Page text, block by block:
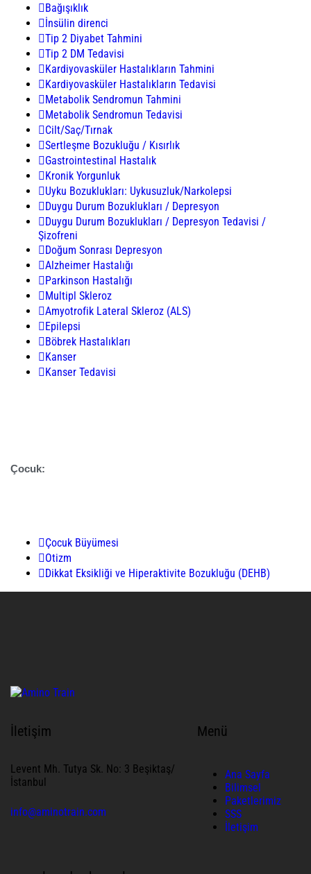
Bağışıklık
İnsülin direnci
Tip 2 Diyabet Tahmini
Tip 2 DM Tedavisi
Kardiyovasküler Hastalıkların Tahmini
Kardiyovasküler Hastalıkların Tedavisi
Metabolik Sendromun Tahmini
Metabolik Sendromun Tedavisi
Cilt/Saç/Tırnak
Sertleşme Bozukluğu / Kısırlık
Gastrointestinal Hastalık
Kronik Yorgunluk
Uyku Bozuklukları: Uykusuzluk/Narkolepsi
Duygu Durum Bozuklukları / Depresyon
Duygu Durum Bozuklukları / Depresyon Tedavisi /
Şizofreni
Doğum Sonrası Depresyon
Alzheimer Hastalığı
Parkinson Hastalığı
Multipl Skleroz
Amyotrofik Lateral Skleroz (ALS)
Epilepsi
Böbrek Hastalıkları
Kanser
Kanser Tedavisi
Çocuk:
Çocuk Büyümesi
Otizm
Dikkat Eksikliği ve Hiperaktivite Bozukluğu (DEHB)
İletişim
Levent Mh. Tutya Sk. No: 3 Beşiktaş/
İstanbul
info@aminotrain.com
Menü
Ana Sayfa
Bilimsel
Paketlerimiz
SSS
İletişim